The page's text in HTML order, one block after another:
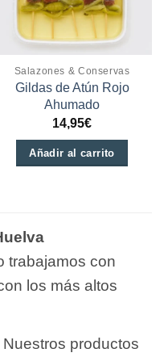
Salazones & Conservas
Gildas de Atún Rojo
Ahumado
14,95€
Añadir al carrito
trabajamos con
los más altos
Nuestros productos